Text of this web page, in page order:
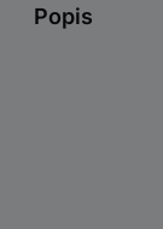
Popis